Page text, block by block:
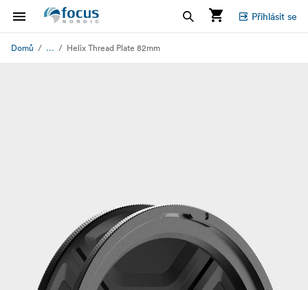
Přihlásit se
Domů ... Helix Thread Plate 82mm